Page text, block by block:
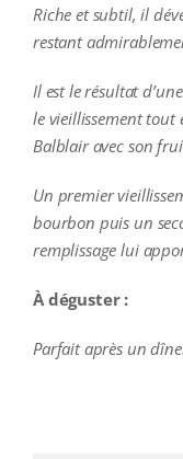
Riche et subtil, il
restant
Il est le résultat
le vieillissement tout
Balblair avec son
Un premier
bourbon puis un
remplissage lui
À déguster :
Parfait après un